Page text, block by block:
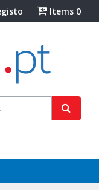
Items 0